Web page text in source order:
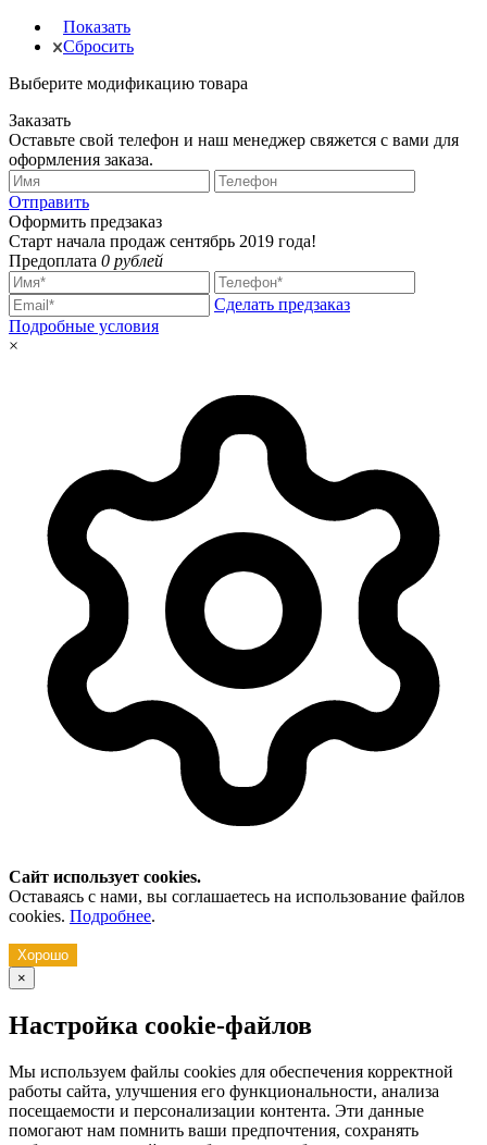
Показать
Сбросить
Выберите модификацию товара
Заказать
Оставьте свой телефон и наш менеджер свяжется с вами для
оформления заказа.
Отправить
Оформить предзаказ
Старт начала продаж сентябрь 2019 года!
Предоплата 0 рублей
Сделать предзаказ
Подробные условия
×
Сайт использует cookies.
Оставаясь с нами, вы соглашаетесь на использование файлов
cookies. Подробнее.
Хорошо
×
Настройка cookie-файлов
Мы используем файлы cookies для обеспечения корректной
работы сайта, улучшения его функциональности, анализа
посещаемости и персонализации контента. Эти данные
помогают нам помнить ваши предпочтения, сохранять